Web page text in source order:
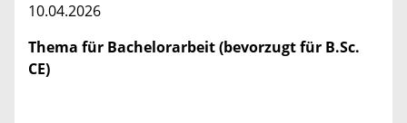
10.04.2026
Thema für Bachelorarbeit (bevorzugt für B.Sc.
CE)